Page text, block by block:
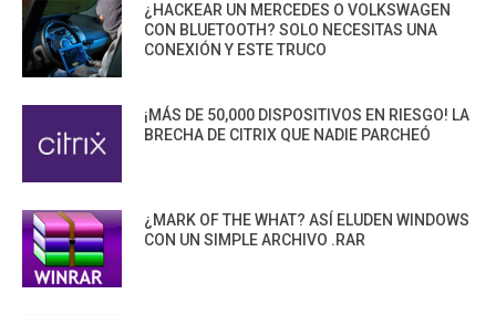
¿HACKEAR UN MERCEDES O VOLKSWAGEN
CON BLUETOOTH? SOLO NECESITAS UNA
CONEXIÓN Y ESTE TRUCO
¡MÁS DE 50,000 DISPOSITIVOS EN RIESGO! LA
BRECHA DE CITRIX QUE NADIE PARCHEÓ
¿MARK OF THE WHAT? ASÍ ELUDEN WINDOWS
CON UN SIMPLE ARCHIVO .RAR